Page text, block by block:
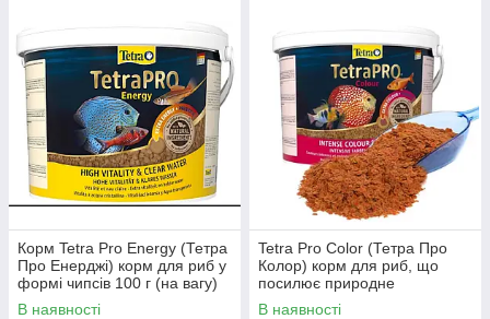
Корм Tetra Pro Energy (Тетра
Про Енерджі) корм для риб у
формі чипсів 100 г (на вагу)
В наявності
Tetra Pro Color (Тетра Про
Колор) корм для риб, що
посилює природне
забарвлення 40 г (на розвіс)
В наявності